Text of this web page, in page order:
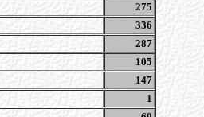
275
336
287
105
147
1